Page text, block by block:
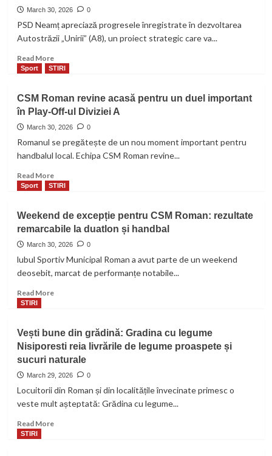
Nord-
cer
reconfigurare
o
guvernare
lucrează
pentru
oameni.
PSD
Neamț
este
a
acestui
March 30, 2026 0
PSD Neamț apreciază progresele înregistrate în dezvoltarea
Autostrăzii „Unirii” (A8), un proiect strategic care va...
Read MoreRead
more
„Unirii”
înaintează
cu
importanți
–
Șerban:
de
kilometri
intră
proiectare
Sport STIRI
CSM Roman revine acasă pentru un duel important
în Play-Off-ul Diviziei A
March 30, 2026 0
Romanul se pregătește de un nou moment important pentru
handbalul local. Echipa CSM Roman revine...
Read MoreRead
more
Roman
revine
acasă
duel
ul
Diviziei
A
Sport STIRI
Weekend de excepție pentru CSM Roman: rezultate
remarcabile la duatlon și handbal
March 30, 2026 0
lubul Sportiv Municipal Roman a avut parte de un weekend
deosebit, marcat de performanțe notabile...
Read MoreRead
de
excepție
pentru
CSM
rezultate
remarcabile
STIRI
Vești bune din grădină: Gradina cu legume
Nisiporesti reia livrările de legume proaspete și
sucuri naturale
March 29, 2026 0
Locuitorii din Roman și din localitățile învecinate primesc o
veste mult așteptată: Grădina cu legume...
Read MoreRead
STIRI